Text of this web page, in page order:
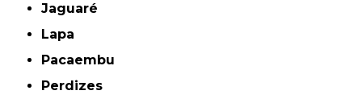
Jaguaré
Lapa
Pacaembu
Perdizes